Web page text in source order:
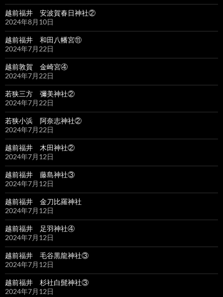
越前福井 安波賀春日神社②
2024年8月10日
越前福井 和田八幡宮⑪
2024年7月22日
越前敦賀 金崎宮④
2024年7月22日
若狭三方 彌美神社②
2024年7月22日
若狭小浜 阿奈志神社②
2024年7月22日
越前福井 木田神社②
2024年7月12日
越前福井 藤島神社③
2024年7月12日
越前福井 金刀比羅神社
2024年7月12日
越前福井 足羽神社④
2024年7月12日
越前福井 毛谷黒龍神社③
2024年7月12日
越前福井 杉社白髭神社③
2024年7月12日